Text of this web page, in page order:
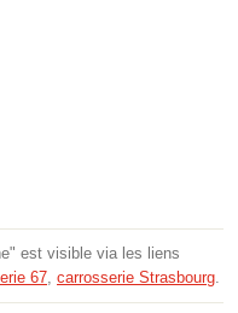
est visible via les liens
67 carrosserie Strasbourg